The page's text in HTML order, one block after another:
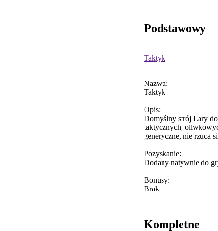
Podstawowy
Taktyk
Nazwa:
Taktyk
Opis:
Domyślny strój Lary do
taktycznych,
generyczne, nie rzuca
Pozyskanie:
Dodany natywnie do
Bonusy:
Brak
Kompletne